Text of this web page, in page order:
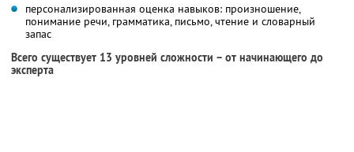
персонализированная оценка навыков: произношение,
понимание речи, грамматика, письмо, чтение и словарный
запас
Всего существует 13 уровней сложности – от начинающего до
эксперта